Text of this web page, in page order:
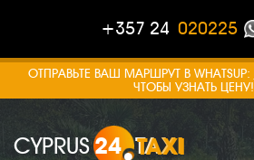
+357 24 020225
ОТПРАВЬТЕ ВАШ МАРШРУТ В WHATSUP:
ЧТОБЫ УЗНАТЬ ЦЕНУ!
CYPRUS24 TAXI